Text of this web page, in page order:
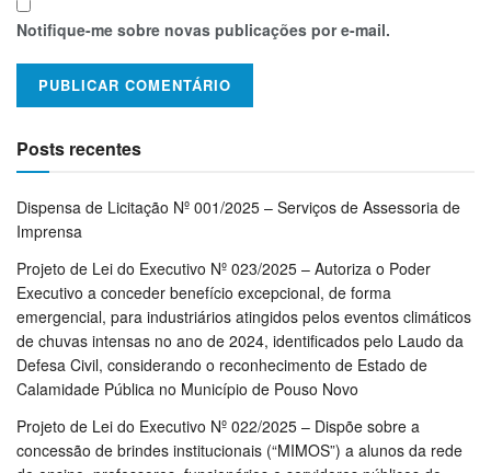
Notifique-me sobre novas publicações por e-mail.
Posts recentes
Dispensa de Licitação Nº 001/2025 – Serviços de Assessoria de
Imprensa
Projeto de Lei do Executivo Nº 023/2025 – Autoriza o Poder
Executivo a conceder benefício excepcional, de forma
emergencial, para industriários atingidos pelos eventos climáticos
de chuvas intensas no ano de 2024, identificados pelo Laudo da
Defesa Civil, considerando o reconhecimento de Estado de
Calamidade Pública no Município de Pouso Novo
Projeto de Lei do Executivo Nº 022/2025 – Dispõe sobre a
concessão de brindes institucionais (“MIMOS”) a alunos da rede